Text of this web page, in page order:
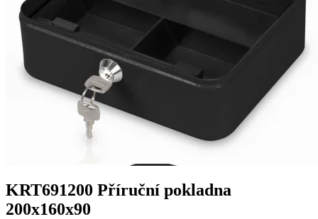
KRT691200 Příruční pokladna
200x160x90